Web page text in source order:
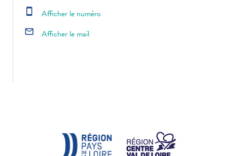
smartphone Afficher le numéro
mail_outline Afficher le mail